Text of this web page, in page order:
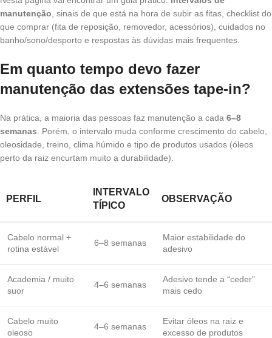
manutenção , sinais de que está na hora de subir as fitas, checklist do
que comprar (fita de reposição, removedor, acessórios), cuidados no
banho/sono/desporto e respostas às dúvidas mais frequentes.
Em quanto tempo devo fazer
manutenção das extensões tape-in?
Na prática, a maioria das pessoas faz manutenção a cada 6–8
semanas . Porém, o intervalo muda conforme crescimento do cabelo,
oleosidade, treino, clima húmido e tipo de produtos usados (óleos
perto da raiz encurtam muito a durabilidade).
PERFIL
INTERVALO
TÍPICO
OBSERVAÇÃO
Cabelo normal +
rotina estável
6–8 semanas
Maior estabilidade do
adesivo
Academia / muito
suor
4–6 semanas
Adesivo tende a “ceder”
mais cedo
Cabelo muito
oleoso
4–6 semanas
Evitar óleos na raiz e
excesso de produtos